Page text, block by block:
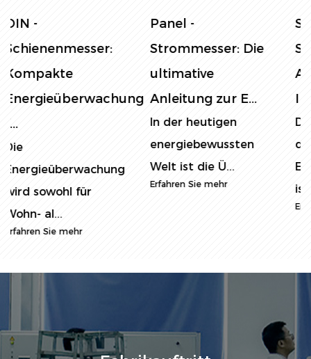
Steuerung des
Stromverbrauchs:
Auswahl,
Installati...
Energieverbrauchs
ist in...
Einphase -DIN -
Schienenzähler:
Installation,
Fehle...
Ein-Phasen-DIN-
Schienen-
Elektrometer
werden in ...